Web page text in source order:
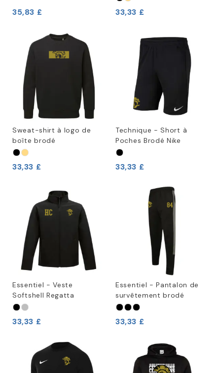
35,83 £ 33,33 £
Sweat-shirt à logo de
boîte brodé
33,33 £
Technique - Short à
Poches Brodé Nike
33,33 £
Essentiel - Veste
Softshell Regatta
33,33 £
Essentiel - Pantalon de
survêtement brodé
33,33 £